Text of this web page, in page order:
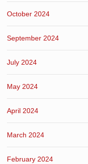
October 2024
September 2024
July 2024
May 2024
April 2024
March 2024
February 2024